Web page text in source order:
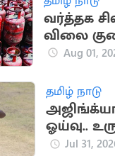
வர்த்தக
விலை
Aug 01,
தமிழ் நாடு
ஓய்வு..
பதிவை
Jul 31,